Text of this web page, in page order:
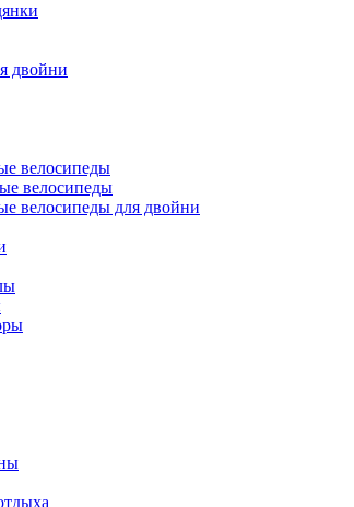
двойни
велосипеды
велосипеды
велосипеды для двойни